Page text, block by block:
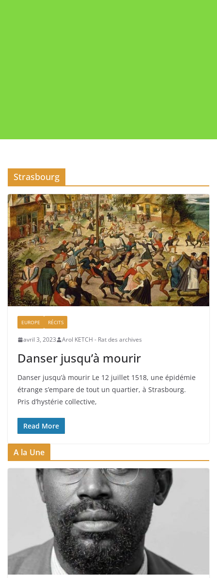
Strasbourg
EUROPE RÉCITS
avril 3, 2023 Arol KETCH - Rat des archives
Danser jusqu’à mourir
Danser jusqu’à mourir Le 12 juillet 1518, une épidémie
étrange s’empare de tout un quartier, à Strasbourg.
Pris d’hystérie collective,
Read More
A la Une